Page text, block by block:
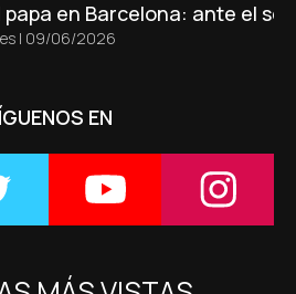
en Barcelona: ante el
| 09/06/2026
EN